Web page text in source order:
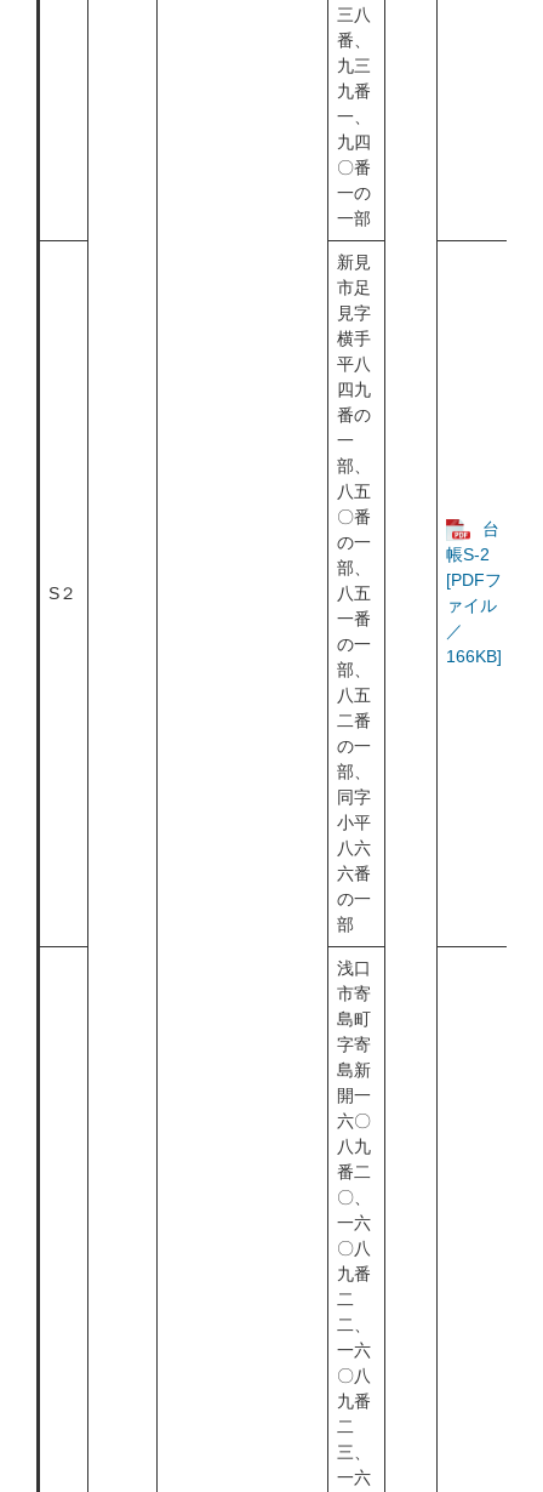
三八
番、
九三
九番
一、
九四
〇番
一の
一部
S２
新見
市足
見字
横手
平八
四九
番の
一
部、
八五
〇番
の一
部、
八五
一番
の一
部、
八五
二番
の一
部、
同字
小平
八六
六番
の一
部
台
帳S-2
[PDFフ
ァイル
／
166KB]
浅口
市寄
島町
字寄
島新
開一
六〇
八九
番二
〇、
一六
〇八
九番
二
二、
一六
〇八
九番
二
三、
一六